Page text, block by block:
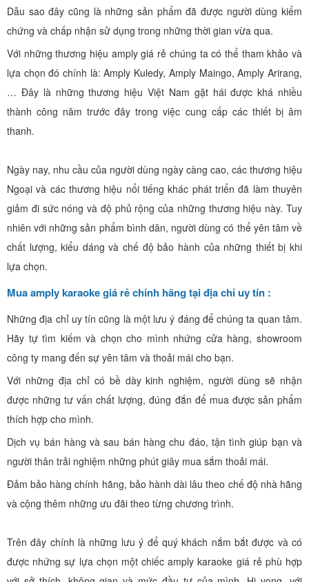
Dẫu sao đây cũng là những sản phẩm đã được người dùng kiểm
chứng và chấp nhận sử dụng trong những thời gian vừa qua.
Với những thương hiệu amply giá rẻ chúng ta có thể tham khảo và
lựa chọn đó chính là: Amply Kuledy, Amply Maingo, Amply Arirang,
… Đây là những thương hiệu Việt Nam gặt hái được khá nhiều
thành công năm trước đây trong việc cung cấp các thiết bị âm
thanh.
Ngày nay, nhu cầu của người dùng ngày càng cao, các thương hiệu
Ngoại và các thương hiệu nổi tiếng khác phát triển đã làm thuyên
giảm đi sức nóng và độ phủ rộng của những thương hiệu này. Tuy
nhiên với những sản phẩm bình dân, người dùng có thể yên tâm về
chất lượng, kiểu dáng và chế độ bảo hành của những thiết bị khi
lựa chọn.
Mua amply karaoke giá rẻ chính hãng tại địa chỉ uy tín :
Những địa chỉ uy tín cũng là một lưu ý đáng để chúng ta quan tâm.
Hãy tự tìm kiếm và chọn cho mình nhứng cửa hàng, showroom
công ty mang đến sự yên tâm và thoải mái cho bạn.
Với những địa chỉ có bề dày kinh nghiệm, người dùng sẽ nhận
được những tư vấn chất lượng, đúng đắn để mua được sản phẩm
thích hợp cho mình.
Dịch vụ bán hàng và sau bán hàng chu đáo, tận tình giúp bạn và
người thân trải nghiệm những phút giây mua sắm thoải mái.
Đảm bảo hàng chính hãng, bảo hành dài lâu theo chế độ nhà hãng
và cộng thêm những ưu đãi theo từng chương trình.
Trên đây chính là những lưu ý để quý khách nắm bắt được và có
được nhứng sự lựa chọn một chiếc amply karaoke giá rẻ phù hợp